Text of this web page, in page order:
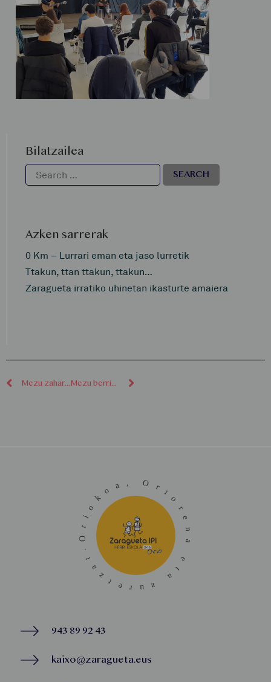
Bilatzailea
Azken sarrerak
0 Km – Lurrari eman eta jaso lurretik
Ttakun, ttan ttakun, ttakun…
Zaragueta irratiko uhinetan ikasturte amaiera
Mezu zaharragoak Mezu berriagoak
943 89 92 43
kaixo@zaragueta.eus